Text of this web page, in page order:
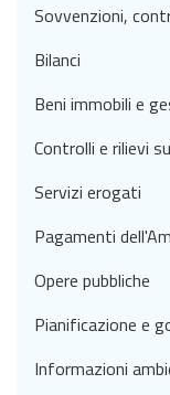
Sovvenzioni,
Bilanci
Beni immobili e
Controlli e rilievi
Servizi erogati
Pagamenti
Opere pubbliche
Pianificazione e
Informazioni